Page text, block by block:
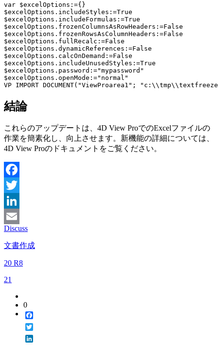
var $excelOptions:={}
$excelOptions.includeStyles:=True
$excelOptions.includeFormulas:=True
$excelOptions.frozenColumnsAsRowHeaders:=False
$excelOptions.frozenRowsAsColumnHeaders:=False
$excelOptions.fullRecalc:=False
$excelOptions.dynamicReferences:=False
$excelOptions.calcOnDemand:=False
$excelOptions.includeUnusedStyles:=True
$excelOptions.password:="mypassword"
$excelOptions.openMode:="normal"
VP IMPORT DOCUMENT("ViewProarea1";
結論
これらのアップデートは、4D View ProでのExcelファイルの
作業を簡素化し、向上させます。新機能の詳細については、
4D View Proのドキュメントをご覧ください。
Facebook
Twitter
LinkedIn
Email
Discuss
文書作成
20 R8
21
0